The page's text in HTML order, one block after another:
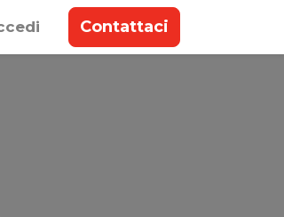
Contattaci